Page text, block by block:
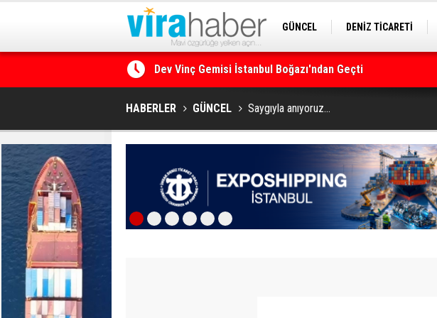
GÜNCEL DENİZ TİCARETİ
Dev Vinç Gemisi İstanbul Boğazı'ndan Geçti
Ege Denizi’nin En Büyük Mercan Ormanı
HABERLER GÜNCEL Saygıyla anıyoruz...